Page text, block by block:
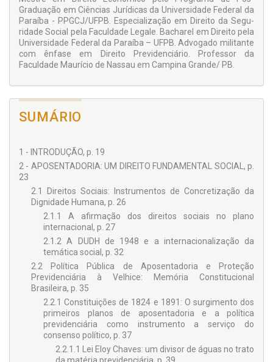
Graduação em Ciências Jurídicas da Universidade Federal da
Paraíba - PPGCJ/UFPB. Espe­cialização em Direito da Segu­
ridade Social pela Faculdade Legale. Bacharel em Direito pela
Universidade Federal da Paraíba – UFPB. Advogado militante
com ênfase em Di­reito Previdenciário. Profes­sor da
Faculdade Maurício de Nassau em Campina Grande/ PB.
SUMÁRIO
1 - INTRODUÇÃO, p. 19
2 - APOSENTADORIA: UM DIREITO FUNDAMENTAL SOCIAL, p.
23
2.1 Direitos Sociais: Instrumentos de Concretização da
Dignidade Humana, p. 26
2.1.1 A afirmação dos direitos sociais no plano
internacional, p. 27
2.1.2 A DUDH de 1948 e a internacionalização da
temática social, p. 32
2.2 Política Pública de Aposentadoria e Proteção
Previdenciária à Velhice: Memória Constitucional
Brasileira, p. 35
2.2.1 Constituições de 1824 e 1891: O surgimento dos
primeiros planos de aposentadoria e a política
previdenciária como instrumento a serviço do
consenso político, p. 37
2.2.1.1 Lei Eloy Chaves: um divisor de águas no trato